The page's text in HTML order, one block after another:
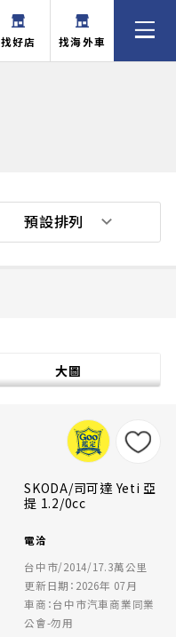
找好店 找海外車
大圖
預設排列
SKODA/司可達 Yeti 亞
提 1.2/0cc
電洽
台中市/2014/17.3萬公里
更新日期：2026年 07月
車商：台中市汽車商業同業
公會-勿用